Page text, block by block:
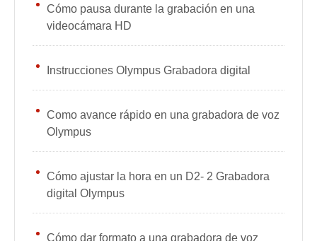
Cómo pausa durante la grabación en una
videocámara HD
Instrucciones Olympus Grabadora digital
Como avance rápido en una grabadora de voz
Olympus
Cómo ajustar la hora en un D2- 2 Grabadora
digital Olympus
Cómo dar formato a una grabadora de voz